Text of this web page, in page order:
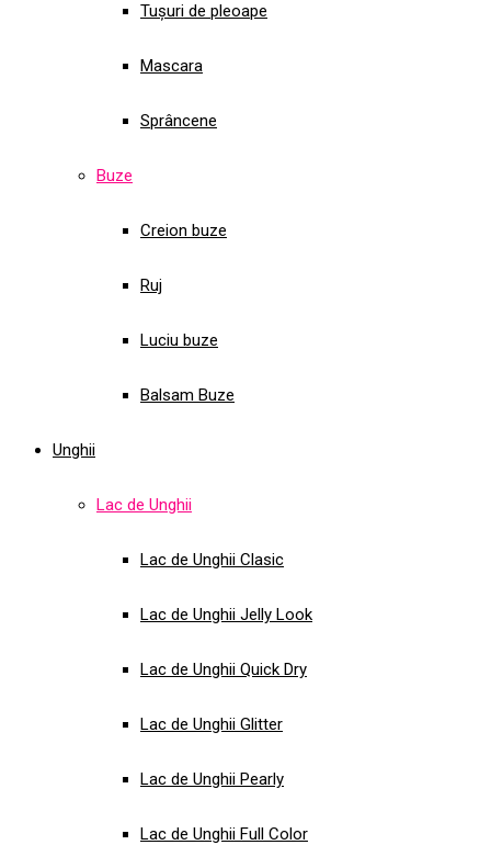
Tușuri de pleoape
Mascara
Sprâncene
Buze
Creion buze
Ruj
Luciu buze
Balsam Buze
Unghii
Lac de Unghii
Lac de Unghii Clasic
Lac de Unghii Jelly Look
Lac de Unghii Quick Dry
Lac de Unghii Glitter
Lac de Unghii Pearly
Lac de Unghii Full Color